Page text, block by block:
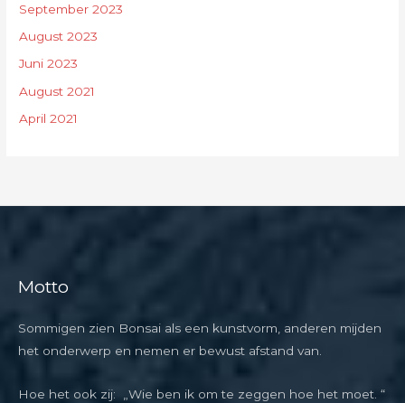
September 2023
August 2023
Juni 2023
August 2021
April 2021
Motto
Sommigen zien Bonsai als een kunstvorm, anderen mijden
het onderwerp en nemen er bewust afstand van.
Hoe het ook zij: „Wie ben ik om te zeggen hoe het moet. “